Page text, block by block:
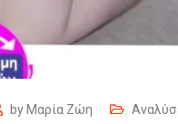
by Μαρία Ζώη